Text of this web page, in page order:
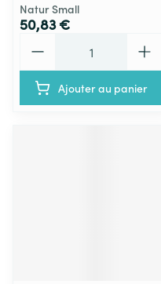
Natur Small
50,83 €
Ajouter au panier